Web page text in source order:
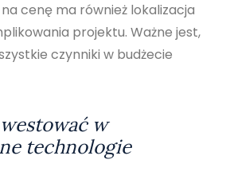
cenę ma również lokalizacja
projektu. Ważne jest,
czynniki w budżecie
w
technologie